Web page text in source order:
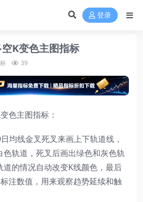
登录
K变色主图指标
39
色主图指标：
均线金叉死叉来画上下轨道线，
色轨道，死叉后画出绿色和灰色轨
的情况自动改变K线颜色，最后
注数值，用来观察趋势延续和触